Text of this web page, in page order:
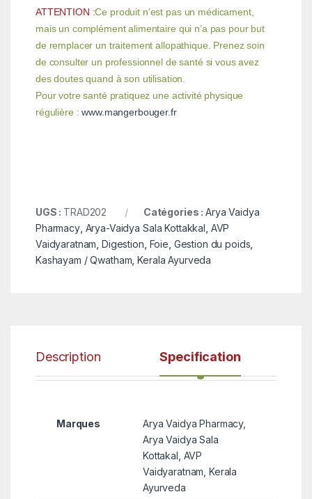
ATTENTION :Ce produit n’est pas un médicament,
mais un complément alimentaire qui n’a pas pour but
de remplacer un traitement allopathique. Prenez soin
de consulter un professionnel de santé si vous avez
des doutes quand à son utilisation.
Pour votre santé pratiquez une activité physique
régulière :www.mangerbouger.fr
UGS : TRAD202 Catégories :Arya Vaidya
Pharmacy, Arya-Vaidya Sala Kottakkal AVP
Vaidyaratnam ,Digestion Foie Gestion du poids
Kashayam / Qwatham ,Kerala Ayurveda
Description Specification
Marques
Arya Vaidya Pharmacy,
Arya Vaidya Sala
Kottakal, AVP
Vaidyaratnam, Kerala
Ayurveda